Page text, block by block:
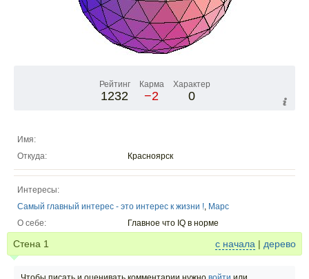
Рейтинг
1232
Карма
−2
Характер
0
Имя:
Откуда:
Красноярск
Интересы:
Самый главный интерес - это интерес к жизни !, Марс
О себе:
Главное что IQ в норме
Стена 1 с начала | дерево